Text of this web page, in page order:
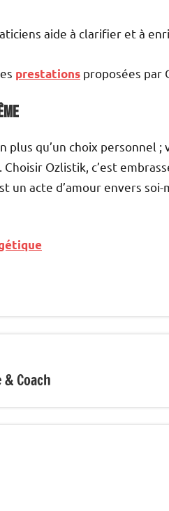
aide à clarifier et à
prestations proposées par
plus qu’un choix personnel
Ozlistik, c’est
un acte d’amour envers
Coach